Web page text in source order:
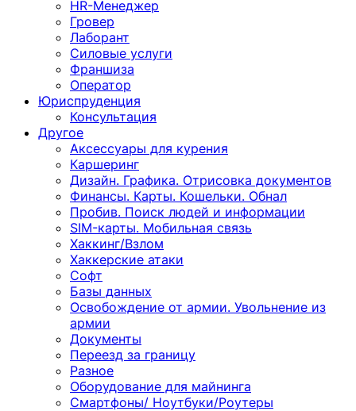
HR-Менеджер
Гровер
Лаборант
Силовые услуги
Франшиза
Оператор
Юриспруденция
Консультация
Другoе
Аксессуары для курения
Каршеринг
Дизайн. Графика. Отрисовка документов
Финансы. Карты. Кошельки. Обнал
Пробив. Поиск людей и информации
SIM-карты. Мобильная связь
Хаккинг/Взлом
Хаккерские атаки
Софт
Базы данных
Освобождение от армии. Увольнение из
армии
Документы
Переезд за границу
Разное
Оборудование для майнинга
Смартфоны/ Ноутбуки/Роутеры